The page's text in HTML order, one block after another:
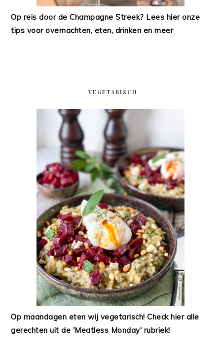
Op reis door de Champagne Streek? Lees hier onze
tips voor overnachten, eten, drinken en meer
#VEGETARISCH
Op maandagen eten wij vegetarisch! Check hier alle
gerechten uit de 'Meatless Monday' rubriek!